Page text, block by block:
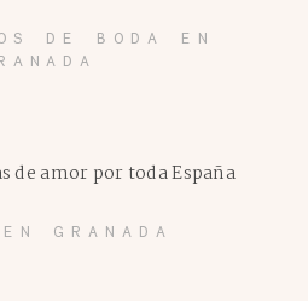
DE BODA EN
GRANADA
de amor por toda España